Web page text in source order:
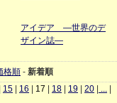
アイデア ―世界のデ
ザイン誌―
格順 - 新着順
15 16 17 18 19 20 ...